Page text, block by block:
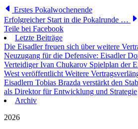
Erstes Pokalwochenende
Erfolgreicher Start in die Pokalrunde …
Teile bei Facebook
Letzte Beiträge
Die Eisadler freuen sich über weitere
Neuzugang für die Defensive: Eisadler
Verteidiger Ivan Chukarov Spielplan der
West veröffentlicht Weitere
Eisadlern Tobias Brazda verstärkt den
als Direktor für Entwicklung und Strategie
Archiv
2026